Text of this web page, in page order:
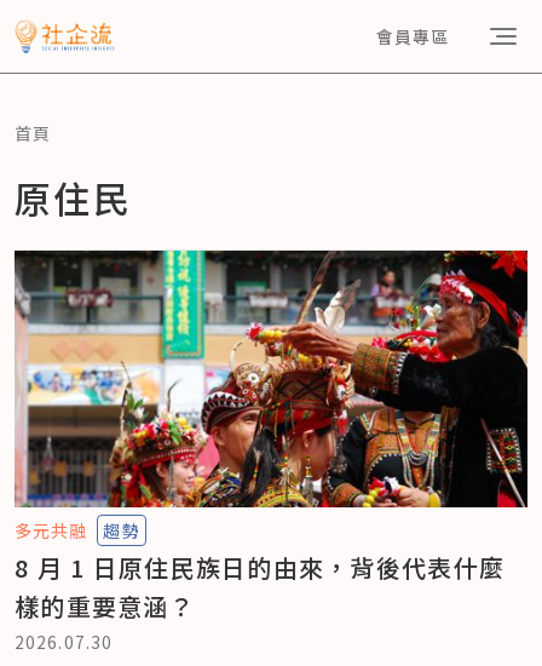
會員專區
首頁
原住民
多元共融 趨勢
8 月 1 日原住民族日的由來，背後代表什麼
樣的重要意涵？
2026.07.30